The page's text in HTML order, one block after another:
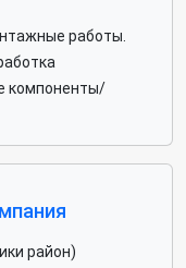
работы.
компоненты/
район)